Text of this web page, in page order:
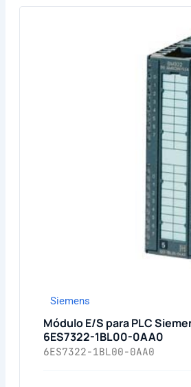
Siemens
Módulo E/S para PLC
6ES7322-1BL00-0AA0
6ES7322-1BL00-0AA0